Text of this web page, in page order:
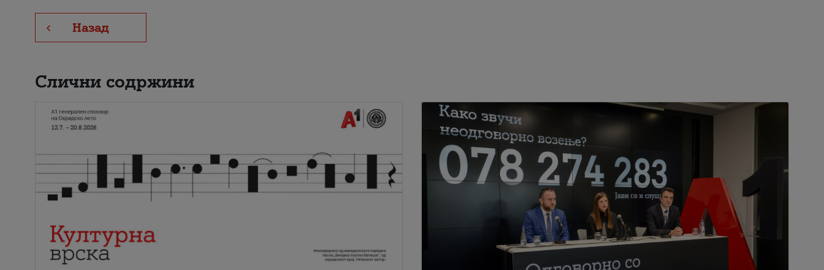
Назад
Слични содржини